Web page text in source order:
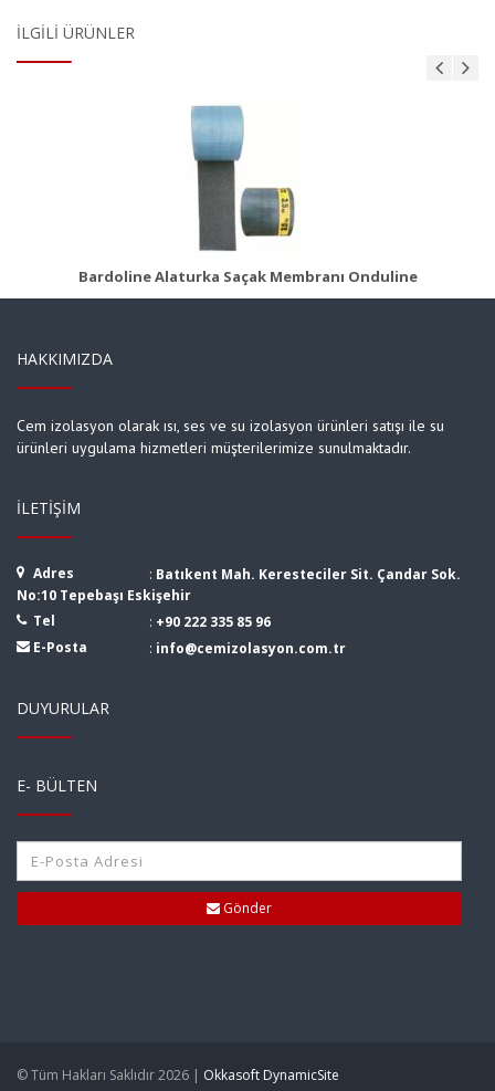
İLGILI ÜRÜNLER
Bardoline Alaturka Saçak Membranı Onduline
Bituline Astar
Ürün Detayı
HAKKIMIZDA
Cem izolasyon olarak ısı, ses ve su izolasyon ürünleri satışı ile su
ürünleri uygulama hizmetleri müşterilerimize sunulmaktadır.
İLETIŞIM
Adres : Batıkent Mah. Keresteciler Sit. Çandar Sok.
No:10 Tepebaşı Eskişehir
Tel
: +90 222 335 85 96
E-Posta
: info@cemizolasyon.com.tr
DUYURULAR
E- BÜLTEN
Gönder
© Tüm Hakları Saklıdır 2026 | Okkasoft DynamicSite